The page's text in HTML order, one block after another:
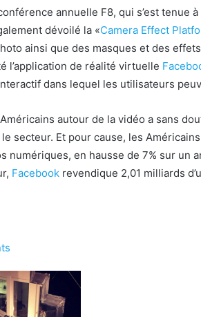
annuelle F8, qui s’est tenue
dévoilé la «Camera Effect
ainsi que des masques et des
l’application de réalité virtuelle
dans lequel les utilisateurs
autour de la vidéo a sans
secteur. Et pour cause, les
numériques, en hausse de 7% sur un
Facebook revendique 2,01 milliards